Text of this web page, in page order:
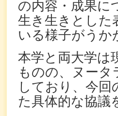
の内容・成果に
生き生きとした
いる様子がうか
本学と両大学は
ものの、ヌータ
しており、今回
た具体的な協議